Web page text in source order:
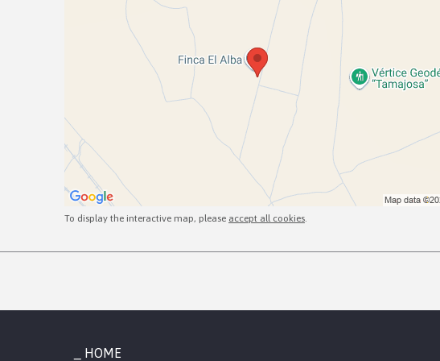
To display the interactive map, please accept all cookies.
HOME